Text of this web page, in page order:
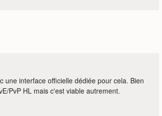
une interface officielle dédiée pour cela. Bien
PvP HL mais c'est viable autrement.